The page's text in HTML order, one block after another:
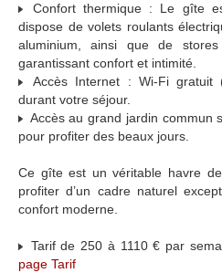
Confort thermique : Le gîte
dispose de volets roulants
aluminium, ainsi que de
garantissant confort et intimité.
Accès Internet : Wi-Fi gratuit
durant votre séjour.
Accès au grand jardin commun
pour profiter des beaux jours.
Ce gîte est un véritable havre
profiter d’un cadre naturel
confort moderne.
Tarif de 250 à 1110 € par
page Tarif